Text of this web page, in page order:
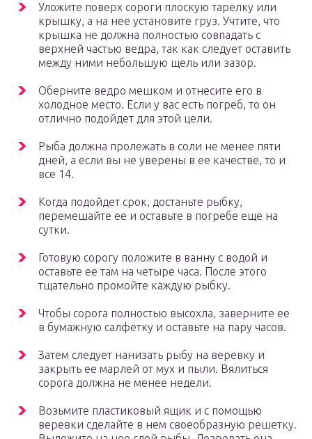
Уложите поверх сороги плоскую тарелку или
крышку, а на нее установите груз. Учтите, что
крышка не должна полностью совпадать с
верхней частью ведра, так как следует оставить
между ними небольшую щель или зазор.
Оберните ведро мешком и отнесите его в
холодное место. Если у вас есть погреб, то он
отлично подойдет для этой цели.
Рыба должна пролежать в соли не менее пяти
дней, а если вы не уверены в ее качестве, то и
все 14.
Когда подойдет срок, достаньте рыбку,
перемешайте ее и оставьте в погребе еще на
сутки.
Готовую сорогу положите в ванну с водой и
оставьте ее там на четыре часа. После этого
тщательно промойте каждую рыбку.
Чтобы сорога полностью высохла, заверните ее
в бумажную салфетку и оставьте на пару часов.
Затем следует нанизать рыбу на веревку и
закрыть ее марлей от мух и пыли. Вялиться
сорога должна не менее недели.
Возьмите пластиковый ящик и с помощью
веревки сделайте в нем своеобразную решетку.